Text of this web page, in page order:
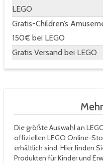
LEGO
Gratis-Children’s
150€ bei LEGO
Gratis Versand bei LEGO
Die größte Auswahl an
offiziellen LEGO Online-
erhältlich sind. Hier finden
Produkten für Kinder und